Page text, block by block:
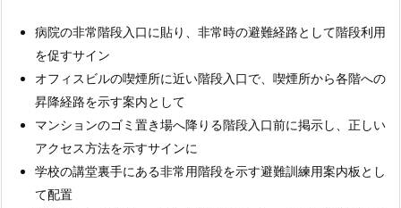
病院の非常階段入口に貼り、非常時の避難経路として階段利用
を促すサイン
オフィスビルの喫煙所に近い階段入口で、喫煙所から各階への
昇降経路を示す案内として
マンションのゴミ置き場へ降りる階段入口前に掲示し、正しい
アクセス方法を示すサインに
学校の講堂裏手にある非常用階段を示す避難訓練用案内板とし
て配置